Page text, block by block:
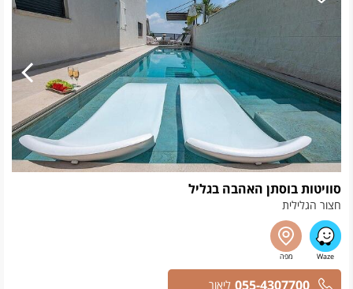
סוויטות בוסתן האהבה בגליל
חצור הגלילית
055-4307700 ליאור